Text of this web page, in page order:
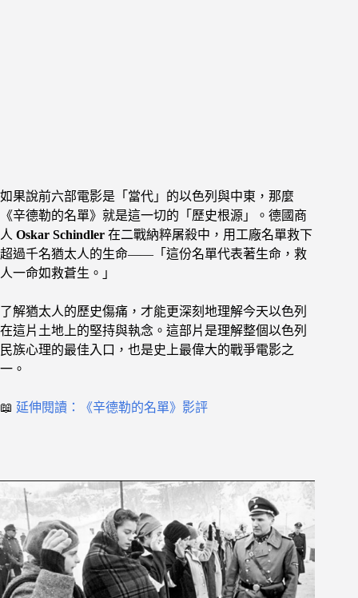
如果說前六部電影是「當代」的以色列與中東，那麼
《辛德勒的名單》就是這一切的「歷史根源」。德國商
人 Oskar Schindler 在二戰納粹屠殺中，用工廠名單救下
超過千名猶太人的生命——「這份名單代表著生命，救
人一命如救蒼生。」
了解猶太人的歷史傷痛，才能更深刻地理解今天以色列
在這片土地上的堅持與執念。這部片是理解整個以色列
民族心理的最佳入口，也是史上最偉大的戰爭電影之
一。
📖 延伸閱讀：《辛德勒的名單》影評